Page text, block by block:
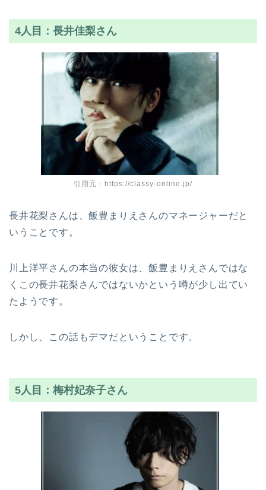
4人目：長井佳梨さん
引用元：https://classy-online.jp/
長井花梨さんは、飯豊まりえさんのマネージャーだと
いうことです。
川上洋平さんの本当の彼女は、飯豊まりえさんではな
くこの長井花梨さんではないかという噂が少し出てい
たようです。
しかし、この話もデマだということです。
5人目：梅村妃奈子さん